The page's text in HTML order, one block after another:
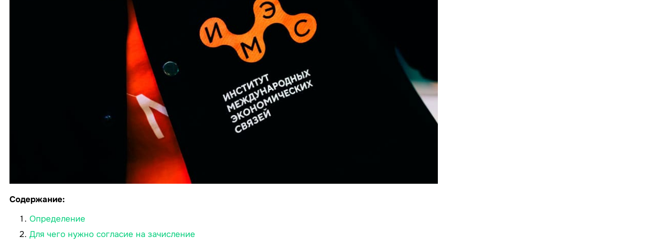
Содержание:
Определение
Для чего нужно согласие на зачисление